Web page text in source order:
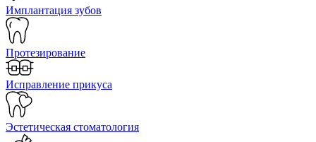
Имплантация зубов
Протезирование
Исправление прикуса
Эстетическая стоматология